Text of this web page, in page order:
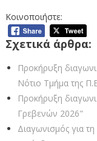
Κοινοποιήστε:
Σχετικά άρθρα:
Προκήρυξη
Νότιο Τμήμα της
Προκήρυξη
Γρεβενών 2026"
Διαγωνισμός για